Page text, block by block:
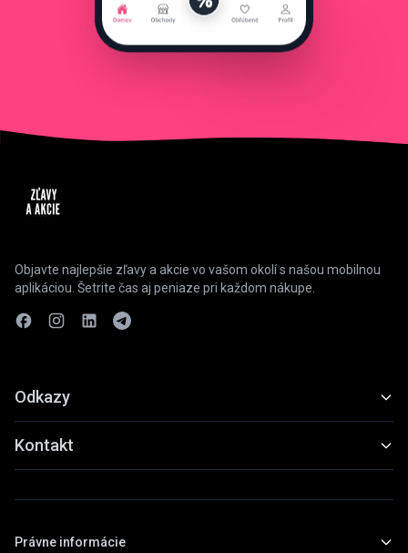
Objavte najlepšie zľavy a akcie vo vašom okolí s našou mobilnou
aplikáciou. Šetrite čas aj peniaze pri každom nákupe.
Odkazy
Funkcie
Ukážky
Stiahnuť
Kontakt
Praha, Česká republika
Právne informácie